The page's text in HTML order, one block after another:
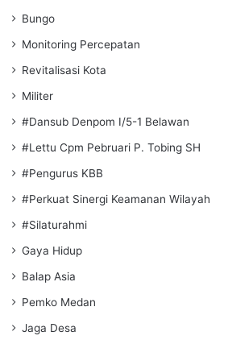
Bungo
Monitoring Percepatan
Revitalisasi Kota
Militer
#Dansub Denpom I/5-1 Belawan
#Lettu Cpm Pebruari P. Tobing SH
#Pengurus KBB
#Perkuat Sinergi Keamanan Wilayah
#Silaturahmi
Gaya Hidup
Balap Asia
Pemko Medan
Jaga Desa